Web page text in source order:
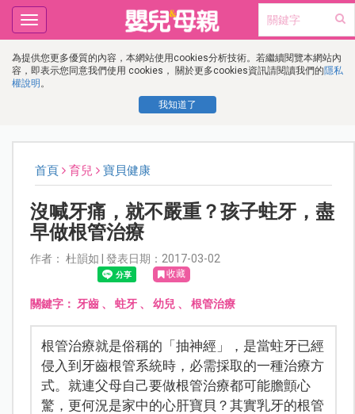
為提供您更多優質的內容，本網站使用cookies分析技術。若繼續閱覽本網站內
容，即表示您同意我們使用 cookies， 關於更多cookies資訊請閱讀我們的隱私
權說明 。
我知道了
Toggle
navigation
首頁 育兒 寶貝健康
沒喊牙痛，就不嚴重？孩子蛀牙，盡
早做根管治療
作者： 杜韻如 | 發表日期：2017-03-02
收藏
關鍵字： 牙齒、 蛀牙、 幼兒、 根管治療
根管治療就是俗稱的「抽神經」，是當蛀牙已經
侵入到牙齒根管系統時，必需採取的一種治療方
式。就連父母自己要做根管治療都可能膽顫心
驚，更何況是家中的心肝寶貝？其實乳牙的根管